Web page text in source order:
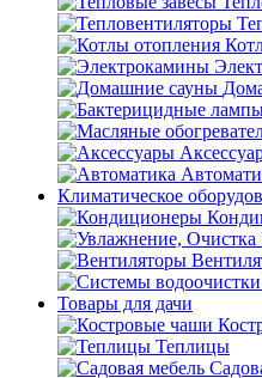
Климатическое
Товары для дачи
Теплицы